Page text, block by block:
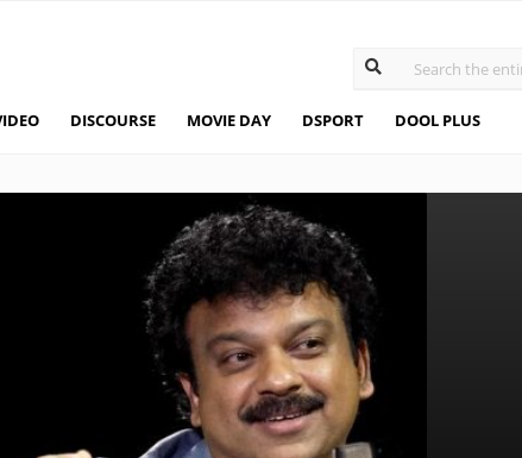
DISCOURSE MOVIE DAY DSPORT DOOL PLUS